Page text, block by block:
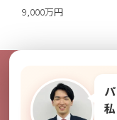
9,000万円
教室の雰